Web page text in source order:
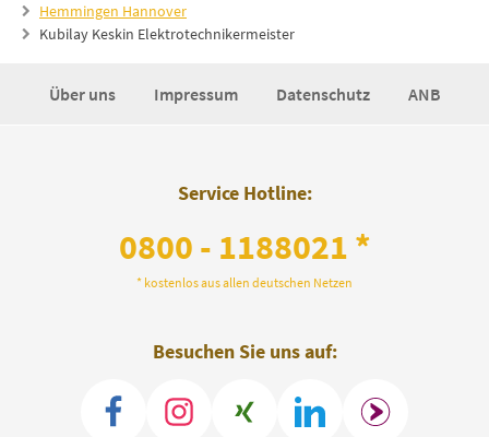
Hemmingen Hannover
Kubilay Keskin Elektrotechnikermeister
Über uns Impressum Datenschutz ANB
Service Hotline:
0800 - 1188021 *
* kostenlos aus allen deutschen Netzen
Besuchen Sie uns auf: